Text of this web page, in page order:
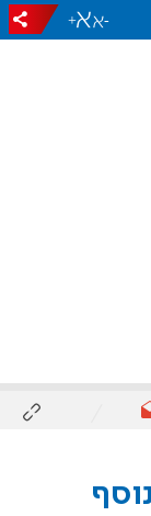
-
+